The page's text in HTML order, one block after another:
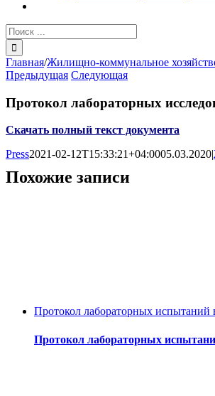
Результат
поиска:
Главная/Жилищно-коммунальное
Предыдущая Следующая
Протокол лабораторных
Скачать полный текст документа
Press2021-02-12T15:33:21+04:0005.03.2020|
Похожие записи
Протокол лабораторных испытаний
Протокол лабораторных